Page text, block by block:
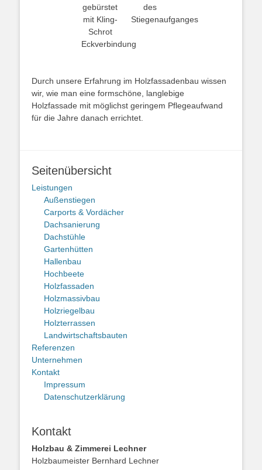
gebürstet
mit Kling-
Schrot
Eckverbindung
des
Stiegenaufganges
Durch unsere Erfahrung im Holzfassadenbau wissen
wir, wie man eine formschöne, langlebige
Holzfassade mit möglichst geringem Pflegeaufwand
für die Jahre danach errichtet.
Seitenübersicht
Leistungen
Außenstiegen
Carports & Vordächer
Dachsanierung
Dachstühle
Gartenhütten
Hallenbau
Hochbeete
Holzfassaden
Holzmassivbau
Holzriegelbau
Holzterrassen
Landwirtschaftsbauten
Referenzen
Unternehmen
Kontakt
Impressum
Datenschutzerklärung
Kontakt
Holzbau & Zimmerei Lechner
Holzbaumeister Bernhard Lechner